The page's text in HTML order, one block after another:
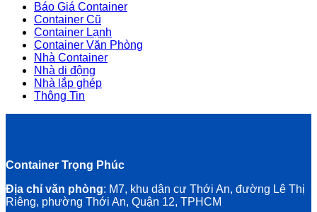
Báo Giá Container
Container Cũ
Container Lạnh
Container Văn Phòng
Nhà Container
Nhà di động
Nhà lắp ghép
Thông Tin
Container Trọng Phúc
Địa chỉ văn phòng: M7, khu dân cư Thới An, đường Lê Thị
Riêng, phường Thới An, Quận 12, TPHCM